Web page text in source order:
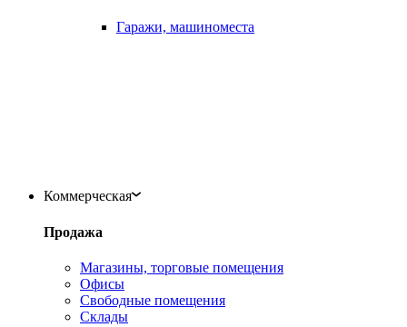
Гаражи, машиноместа
Коммерческая
Продажа
Магазины, торговые помещения
Офисы
Свободные помещения
Склады